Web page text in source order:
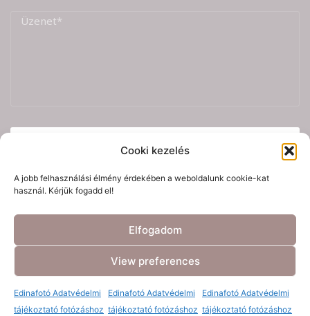
Cooki kezelés
A jobb felhasználási élmény érdekében a weboldalunk cookie-kat
használ. Kérjük fogadd el!
Elfogadom
View preferences
Edinafotó Adatvédelmi
tájékoztató fotózáshoz
Edinafotó Adatvédelmi
tájékoztató fotózáshoz
Edinafotó Adatvédelmi
tájékoztató fotózáshoz
Copyright © 2023 Edinafoto. Minden jog fenntartva.
ÁSZF
Adatvédelmi Tájékoztató